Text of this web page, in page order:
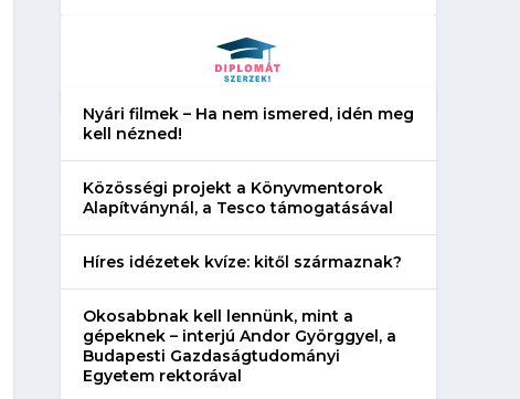
Nyári filmek – Ha nem ismered, idén meg
kell nézned!
Közösségi projekt a Könyvmentorok
Alapítványnál, a Tesco támogatásával
Híres idézetek kvíze: kitől származnak?
Okosabbnak kell lennünk, mint a
gépeknek – interjú Andor Györggyel, a
Budapesti Gazdaságtudományi
Egyetem rektorával